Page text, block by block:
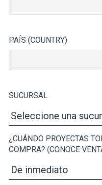
PAÍS (COUNTRY)
SUCURSAL
¿CUÁNDO PROYECTAS
COMPRA? (CONOCE